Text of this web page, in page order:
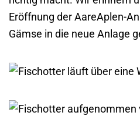
Eröffnung der AareAplen-
Gämse in die neue Anlage